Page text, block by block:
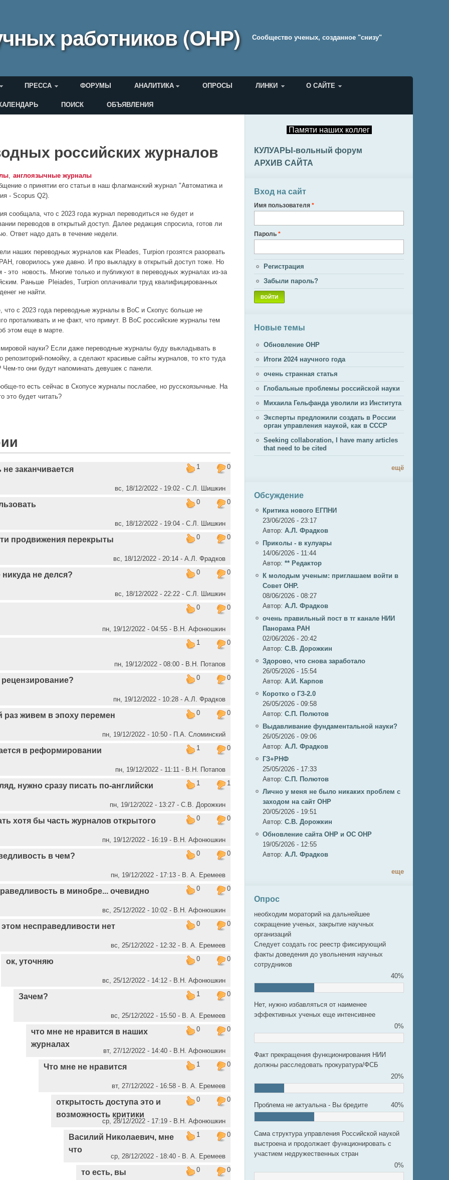
работников (ОНР) Cообщество ученых, созданное "снизу"
ПРЕССА ФОРУМЫ АНАЛИТИКА ОПРОСЫ ЛИНКИ О САЙТЕ
ПОИСК ОБЪЯВЛЕНИЯ
российских журналов
англоязычные журналы
о принятии его статьи в наш флагманский журнал "Автоматика и
- Scopus Q2).
сообщала, что c 2023 года журнал переводиться не будет и
переводов в открытый доступ. Далее редакция спросила, готов ли
Ответ надо дать в течение недели.
наших переводных журналов как Pleades, Turpion грозятся разорвать
говорилось уже давно. И про выкладку в открытый доступ тоже. Но
- это новость. Многие только и публикуют в переводных журналах из-за
Раньше Pleiades, Turpion оплачивали труд квалифицированных
не найти.
что с 2023 года переводные журналы в ВоС и Скопус больше не
проталкивать и не факт, что примут. В ВоС российские журналы тем
этом еще в марте.
науки? Если даже переводные журналы буду выкладывать в
репозиторий-помойку, а сделают красивые сайты журналов, то кто туда
Чем-то они будут напоминать девушек с панели.
то есть сейчас в Скопусе журналы послабее, но русскоязычные. На
это будет читать?
1 0
заканчивается
вс, 18/12/2022 - 19:02 - С.Л. Шишкин
0
0
вс, 18/12/2022 - 19:04 - С.Л. Шишкин
0
0
продвижения перекрыты
вс, 18/12/2022 - 20:14 - А.Л. Фрадков
0
0
не делся?
вс, 18/12/2022 - 22:22 - С.Л. Шишкин
0
0
пн, 19/12/2022 - 04:55 - В.Н. Афонюшкин
1
0
пн, 19/12/2022 - 08:00 - В.Н. Потапов
0
0
пн, 19/12/2022 - 10:28 - А.Л. Фрадков
0
0
живем в эпоху перемен
пн, 19/12/2022 - 10:50 - П.А. Сломинский
1
0
в реформировании
пн, 19/12/2022 - 11:11 - В.Н. Потапов
1
1
нужно сразу писать по-английски
пн, 19/12/2022 - 13:27 - С.В. Дорожкин
0
0
хотя бы часть журналов открытого
пн, 19/12/2022 - 16:19 - В.Н. Афонюшкин
0
0
в чем?
пн, 19/12/2022 - 17:13 - В. А. Еремеев
0
0
в минобре... очевидно
вс, 25/12/2022 - 10:02 - В.Н. Афонюшкин
0
0
несправедливости нет
вс, 25/12/2022 - 12:32 - В. А. Еремеев
0
0
ок, уточняю
вс, 25/12/2022 - 14:12 - В.Н. Афонюшкин
1
0
Зачем?
вс, 25/12/2022 - 15:50 - В. А. Еремеев
0
0
что мне не нравится в наших
журналах
вт, 27/12/2022 - 14:40 - В.Н. Афонюшкин
1
0
Что мне не нравится
вт, 27/12/2022 - 16:58 - В. А. Еремеев
0
0
открытость доступа это и
возможность критики
ср, 28/12/2022 - 17:19 - В.Н. Афонюшкин
1
0
Василий Николаевич, мне
что
ср, 28/12/2022 - 18:40 - В. А. Еремеев
0
0
то есть, вы
Памяти наших коллег
КУЛУАРЫ-вольный форум
АРХИВ САЙТА
Вход на сайт
Имя пользователя *
Пароль *
Регистрация
Забыли пароль?
Новые темы
Обновление ОНР
Итоги 2024 научного года
очень странная статья
Глобальные проблемы российской науки
Михаила Гельфанда уволили из Института
Эксперты предложили создать в России
орган управления наукой, как в СССР
Seeking collaboration, I have many articles
that need to be cited
ещё
Обсуждение
Критика нового ЕГПНИ
23/06/2026 - 23:17
Автор: А.Л. Фрадков
Приколы - в кулуары
14/06/2026 - 11:44
Автор: ** Редактор
К молодым ученым: приглашаем войти в
Совет ОНР.
08/06/2026 - 08:27
Автор: А.Л. Фрадков
очень правильный пост в тг канале НИИ
Панорама РАН
02/06/2026 - 20:42
Автор: С.В. Дорожкин
Здорово, что снова заработало
26/05/2026 - 15:54
Автор: А.И. Карпов
Коротко о ГЗ-2.0
26/05/2026 - 09:58
Автор: C.П. Полютов
Выдавливание фундаментальной науки?
26/05/2026 - 09:06
Автор: А.Л. Фрадков
ГЗ+РНФ
25/05/2026 - 17:33
Автор: C.П. Полютов
Лично у меня не было никаких проблем с
заходом на сайт ОНР
20/05/2026 - 19:51
Автор: С.В. Дорожкин
Обновление сайта ОНР и ОС ОНР
19/05/2026 - 12:55
Автор: А.Л. Фрадков
еще
Опрос
необходим мораторий на дальнейшее
сокращение ученых, закрытие научных
организаций
Следует создать гос реестр фиксирующий
факты доведения до увольнения научных
сотрудников
40%
Нет, нужно избавляться от наименее
эффективных ученых еще интенсивнее
0%
Факт прекращения функционирования НИИ
должны расследовать прокуратура/ФСБ
20%
Проблема не актуальна - Вы бредите 40%
Сама структура управления Российской наукой
выстроена и продолжает функционировать с
участием недружественных стран
0%